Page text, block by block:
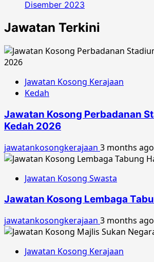
Disember 2023
Jawatan Terkini
Jawatan Kosong Kerajaan
Kedah
Jawatan Kosong Perbadanan
Kedah 2026
jawatankosongkerajaan 3 months ago
Jawatan Kosong Swasta
Jawatan Kosong Lembaga
jawatankosongkerajaan 3 months ago
Jawatan Kosong Kerajaan